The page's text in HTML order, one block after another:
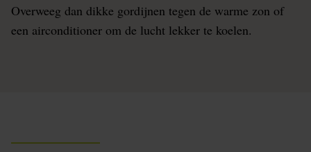
Overweeg dan dikke gordijnen tegen de warme zon of
een airconditioner om de lucht lekker te koelen.